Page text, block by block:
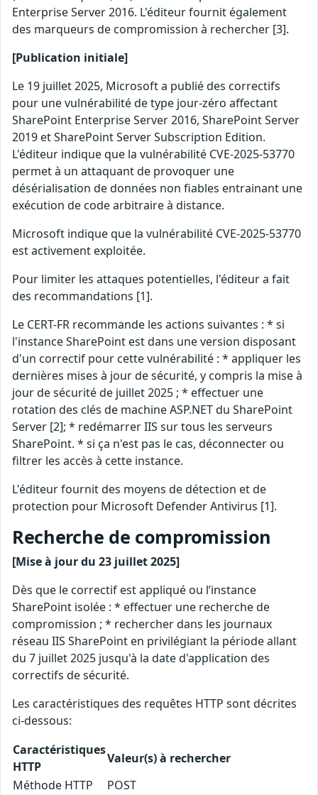
Enterprise Server 2016. L'éditeur fournit également
des marqueurs de compromission à rechercher [3].
[Publication initiale]
Le 19 juillet 2025, Microsoft a publié des correctifs
pour une vulnérabilité de type jour-zéro affectant
SharePoint Enterprise Server 2016, SharePoint Server
2019 et SharePoint Server Subscription Edition.
L'éditeur indique que la vulnérabilité CVE-2025-53770
permet à un attaquant de provoquer une
désérialisation de données non fiables entrainant une
exécution de code arbitraire à distance.
Microsoft indique que la vulnérabilité CVE-2025-53770
est activement exploitée.
Pour limiter les attaques potentielles, l'éditeur a fait
des recommandations [1].
Le CERT-FR recommande les actions suivantes : * si
l'instance SharePoint est dans une version disposant
d'un correctif pour cette vulnérabilité : * appliquer les
dernières mises à jour de sécurité, y compris la mise à
jour de sécurité de juillet 2025 ; * effectuer une
rotation des clés de machine ASP.NET du SharePoint
Server [2]; * redémarrer IIS sur tous les serveurs
SharePoint. * si ça n'est pas le cas, déconnecter ou
filtrer les accès à cette instance.
L'éditeur fournit des moyens de détection et de
protection pour Microsoft Defender Antivirus [1].
Recherche de compromission
[Mise à jour du 23 juillet 2025]
Dès que le correctif est appliqué ou l’instance
SharePoint isolée : * effectuer une recherche de
compromission ; * rechercher dans les journaux
réseau IIS SharePoint en privilégiant la période allant
du 7 juillet 2025 jusqu'à la date d'application des
correctifs de sécurité.
Les caractéristiques des requêtes HTTP sont décrites
ci-dessous:
Caractéristiques
HTTP
Valeur(s) à rechercher
Méthode HTTP
POST